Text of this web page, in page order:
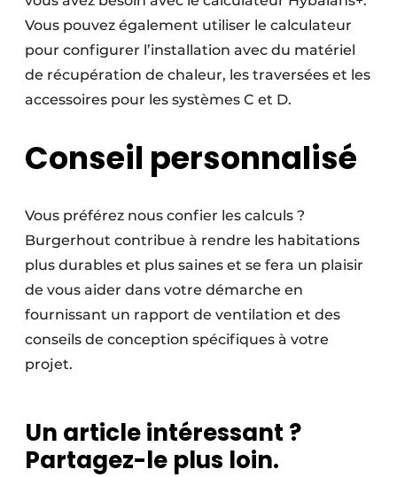
Vous pouvez également utiliser le calculateur
pour configurer l’installation avec du matériel
de récupération de chaleur, les traversées et les
accessoires pour les systèmes C et D.
Conseil personnalisé
Vous préférez nous confier les calculs ?
Burgerhout contribue à rendre les habitations
plus durables et plus saines et se fera un plaisir
de vous aider dans votre démarche en
fournissant un rapport de ventilation et des
conseils de conception spécifiques à votre
projet.
Un article intéressant ?
Partagez-le plus loin.